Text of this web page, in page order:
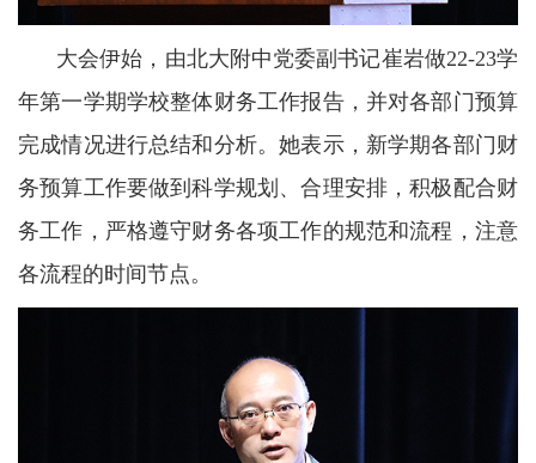
大会伊始，由北大附中党委副书记崔岩做22-23学
年第一学期学校整体财务工作报告，并对各部门预算
完成情况进行总结和分析。她表示，新学期各部门财
务预算工作要做到科学规划、合理安排，积极配合财
务工作，严格遵守财务各项工作的规范和流程，注意
各流程的时间节点。